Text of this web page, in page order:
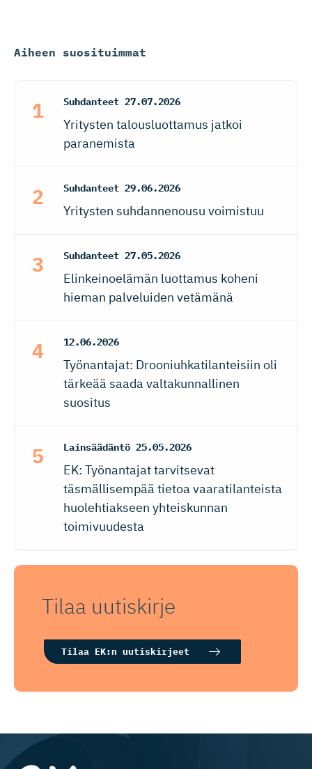
Aiheen suosituimmat
Suhdanteet 27.07.2026
Yritysten talousluottamus jatkoi
paranemista
Suhdanteet 29.06.2026
Yritysten suhdannenousu voimistuu
Suhdanteet 27.05.2026
Elinkeinoelämän luottamus koheni
hieman palveluiden vetämänä
12.06.2026
Työnantajat: Drooniuhkatilanteisiin oli
tärkeää saada valtakunnallinen
suositus
Lainsäädäntö 25.05.2026
EK: Työnantajat tarvitsevat
täsmällisempää tietoa vaaratilanteista
huolehtiakseen yhteiskunnan
toimivuudesta
Tilaa uutiskirje
Tilaa EK:n uutiskirjeet